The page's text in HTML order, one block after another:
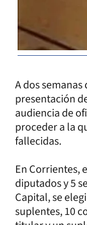
A dos
presentación
audiencia de
proceder a la
fallecidas.
En Corrientes,
diputados y 5
Capital, se
suplentes, 10